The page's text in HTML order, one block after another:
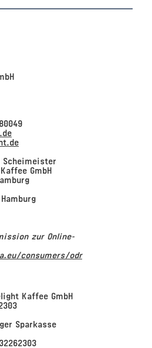
Scheimeister
GmbH
zur Online-
consumers/odr
Kaffee GmbH
Sparkasse